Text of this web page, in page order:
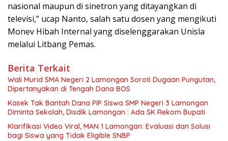
nasional maupun di sinetron yang ditayangkan di
televisi,” ucap Nanto, salah satu dosen yang mengikuti
Monev Hibah Internal yang diselenggarakan Unisla
melalui Litbang Pemas.
Berita Terkait
Wali Murid SMA Negeri 2 Lamongan Soroti Dugaan Pungutan,
Dipertanyakan di Tengah Dana BOS
Kasek Tak Bantah Dana PIP Siswa SMP Negeri 3 Lamongan
Diminta Sekolah, Disdik Lamongan : Ada SK Rekom Bupati
Klarifikasi Video Viral, MAN 1 Lamongan: Evaluasi dan Solusi
bagi Siswa yang Tidak Eligible SNBP